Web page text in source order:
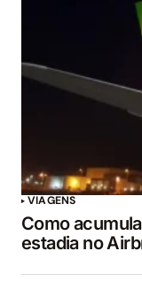
VIAGENS
Como
estadia no